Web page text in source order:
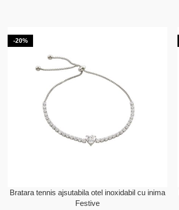
-20%
Bratara tennis ajsutabila otel inoxidabil cu inima
Festive